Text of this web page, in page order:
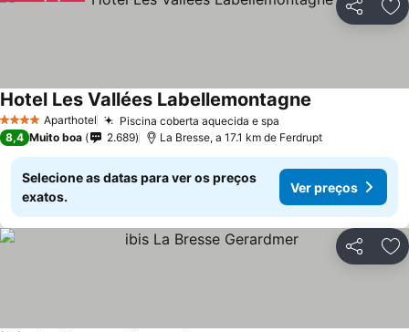
Partilhar
4 EstrelasAparthotel Piscina coberta aquecida e spa
Hotel Les Vallées Labellemontagne
8,4 Muito boa 2.689 La Bresse, a 17.1 km de Ferdrupt
Selecione as datas para ver os preços
exatos.
Ver preços
Partilhar